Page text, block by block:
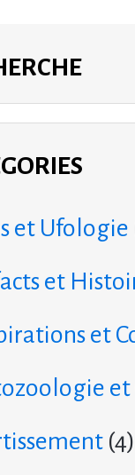
et Ufologie
et
et
et
(4)